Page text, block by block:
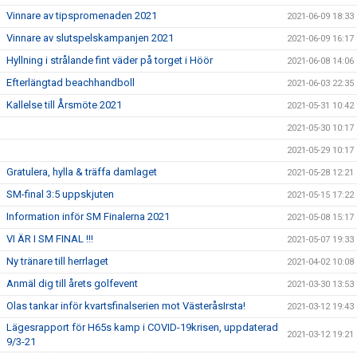
Vinnare av tipspromenaden 2021 2021-06-09 18:33
Vinnare av slutspelskampanjen 2021 2021-06-09 16:17
Hyllning i strålande fint väder på torget i Höör 2021-06-08 14:06
Efterlängtad beachhandboll 2021-06-03 22:35
Kallelse till Årsmöte 2021 2021-05-31 10:42
2021-05-30 10:17
2021-05-29 10:17
Gratulera, hylla & träffa damlaget 2021-05-28 12:21
SM-final 3:5 uppskjuten 2021-05-15 17:22
Information inför SM Finalerna 2021 2021-05-08 15:17
VI ÄR I SM FINAL !!! 2021-05-07 19:33
Ny tränare till herrlaget 2021-04-02 10:08
Anmäl dig till årets golfevent 2021-03-30 13:53
Olas tankar inför kvartsfinalserien mot VästeråsIrsta! 2021-03-12 19:43
Lägesrapport för H65s kamp i COVID-19krisen, uppdaterad
9/3-21
2021-03-12 19:21